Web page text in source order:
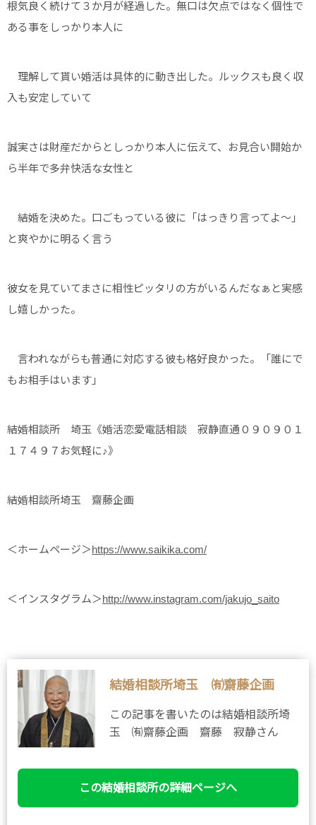
根気良く続けて３か月が経過した。無口は欠点ではなく個性で
ある事をしっかり本人に
理解して貰い婚活は具体的に動き出した。ルックスも良く収
入も安定していて
誠実さは財産だからとしっかり本人に伝えて、お見合い開始か
ら半年で多弁快活な女性と
結婚を決めた。口ごもっている彼に「はっきり言ってよ～」
と爽やかに明るく言う
彼女を見ていてまさに相性ピッタリの方がいるんだなぁと実感
し嬉しかった。
言われながらも普通に対応する彼も格好良かった。「誰にで
もお相手はいます」
結婚相談所 埼玉《婚活恋愛電話相談 寂静直通０９０９０１
１７４９７お気軽に♪》
結婚相談所埼玉 齋藤企画
＜ホームページ＞https://www.saikika.com/
＜インスタグラム＞http://www.instagram.com/jakujo_saito
結婚相談所埼玉 ㈲齋藤企画
この記事を書いたのは結婚相談所埼
玉 ㈲齋藤企画 齋藤 寂静さん
この結婚相談所の詳細ページへ